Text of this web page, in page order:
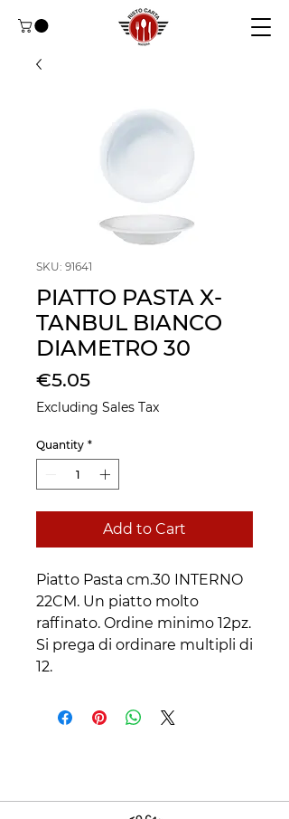
SKU: 91641
PIATTO PASTA X-
TANBUL BIANCO
DIAMETRO 30
€5.05Price
Excluding Sales Tax
Quantity *
Add to Cart
Piatto Pasta cm.30 INTERNO
22CM. Un piatto molto
raffinato. Ordine minimo 12pz.
Si prega di ordinare multipli di
12.